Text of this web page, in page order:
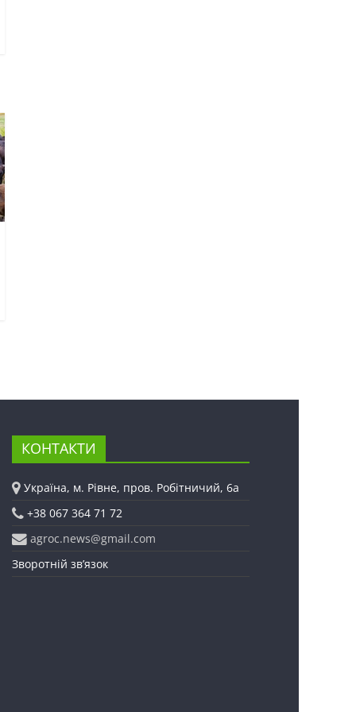
КОНТАКТИ
Україна, м. Рівне, пров. Робітничий, 6а
+38 067 364 71 72
agroc.news@gmail.com
Зворотній зв’язок